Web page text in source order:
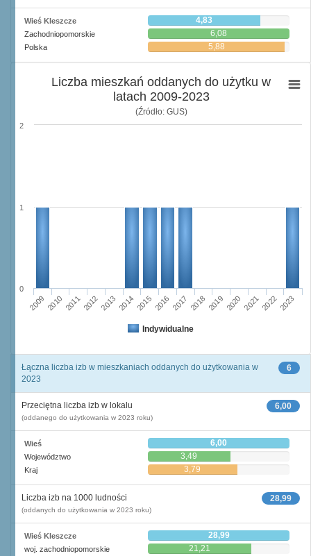
Wieś Kleszcze 4,83
Zachodniopomorskie 6,08
Polska 5,88
Liczba mieszkań oddanych do użytku w
latach 2009-2023
(Źródło: GUS)
Indywidualne
2009 2010 201120122013 2014 2015 2016 2017 2018 2019 2020 202120222023
0
1
2
6
Łączna liczba izb w mieszkaniach oddanych do użytkowania w
2023
6,00
Przeciętna liczba izb w lokalu
(oddanego do użytkowania w 2023 roku)
Wieś 6,00
Województwo 3,49
Kraj 3,79
28,99
Liczba izb na 1000 ludności
(oddanych do użytkowania w 2023 roku)
Wieś Kleszcze 28,99
woj. zachodniopomorskie 21,21